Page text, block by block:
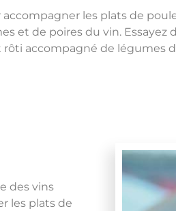
les plats de
et de poires du vin. Essayez
accompagné de légumes
des vins
les plats de